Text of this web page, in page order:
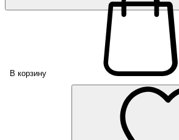
В корзину